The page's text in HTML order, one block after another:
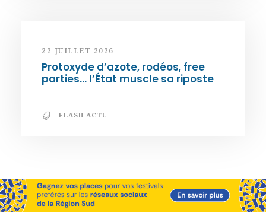
22 JUILLET 2026
Protoxyde d’azote, rodéos, free
parties… l’État muscle sa riposte
FLASH ACTU